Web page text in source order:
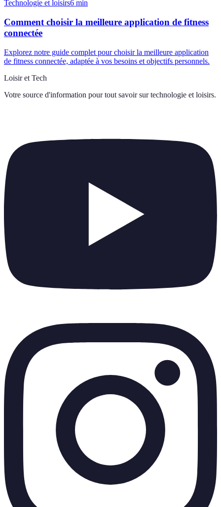
Technologie et loisirs6 min
Comment choisir la meilleure application de fitness
connectée
Explorez notre guide complet pour choisir la meilleure application
de fitness connectée, adaptée à vos besoins et objectifs personnels.
Loisir et Tech
Votre source d'information pour tout savoir sur technologie et loisirs.